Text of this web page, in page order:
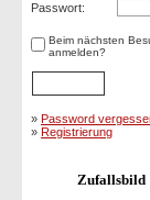
Passwort:
Beim nächsten
anmelden?
» Password
» Registrierung
Zufallsbild